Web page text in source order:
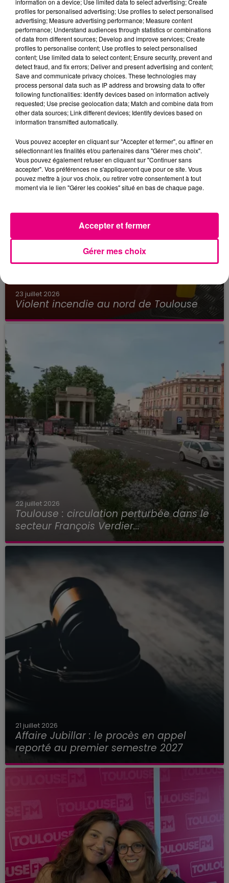
24 juillet 2026
Incendie à Plaisance-du-Touch : des
habitations évacuées face à...
23 juillet 2026
Violent incendie au nord de Toulouse
22 juillet 2026
Toulouse : circulation perturbée dans le
secteur François Verdier...
21 juillet 2026
Affaire Jubillar : le procès en appel
reporté au premier semestre 2027
profiles for personalised advertising; Use profiles to select personalised
advertising; Measure advertising performance; Measure content
performance; Understand audiences through statistics or combinations
of data from different sources; Develop and improve services; Create
profiles to personalise content; Use profiles to select personalised
content; Use limited data to select content; Ensure security, prevent and
detect fraud, and fix errors; Deliver and present advertising and content;
Save and communicate privacy choices. These technologies may
process personal data such as IP address and browsing data to offer
following functionalities: Identify devices based on information actively
requested; Use precise geolocation data; Match and combine data from
other data sources; Link different devices; Identify devices based on
information transmitted automatically.
Vous pouvez accepter en cliquant sur "Accepter et fermer", ou affiner en
sélectionnant les finalités et/ou partenaires dans "Gérer mes choix".
Vous pouvez également refuser en cliquant sur "Continuer sans
accepter". Vos préférences ne s'appliqueront que pour ce site. Vous
pouvez mettre à jour vos choix, ou retirer votre consentement à tout
moment via le lien "Gérer les cookies" situé en bas de chaque page.
Gérer mes choix
Accepter et fermer